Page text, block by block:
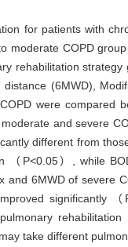
for patients with
moderate COPD
rehabilitation
(6MWD),
were compared
and severe
different from
（P<0.05）, while
6MWD of severe
significantly
take different